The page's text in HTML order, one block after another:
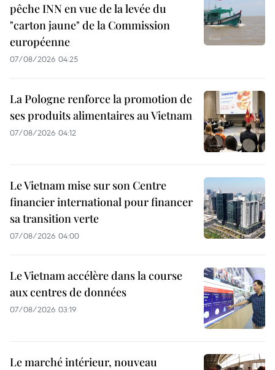
pêche INN en vue de la levée du
"carton jaune" de la Commission
européenne
07/08/2026 04:25
La Pologne renforce la promotion de
ses produits alimentaires au Vietnam
07/08/2026 04:12
Le Vietnam mise sur son Centre
financier international pour financer
sa transition verte
07/08/2026 04:00
Le Vietnam accélère dans la course
aux centres de données
07/08/2026 03:19
Le marché intérieur, nouveau